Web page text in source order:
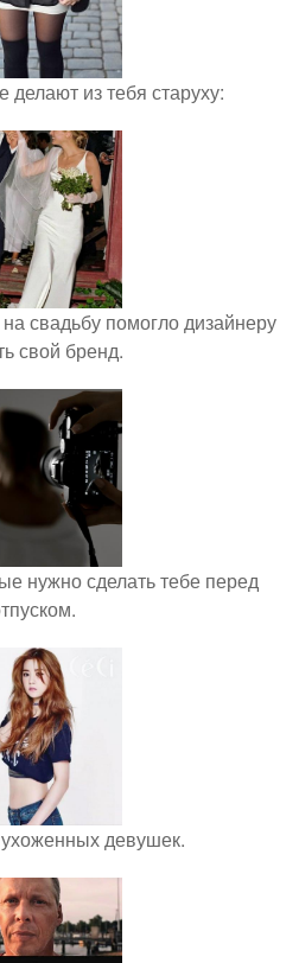
из тебя старуху:
свадьбу помогло дизайнеру
свой бренд.
нужно сделать тебе перед
девушек.